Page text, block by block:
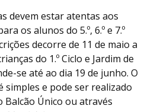
devem estar atentas aos
os alunos do 5.º, 6.º e 7.º
decorre de 11 de maio a
do 1.º Ciclo e Jardim de
se até ao dia 19 de junho. O
simples e pode ser realizado
Único ou através